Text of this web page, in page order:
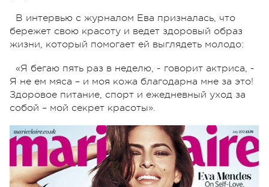
В интервью с журналом Ева призналась, что
бережет свою красоту и ведет здоровый образ
жизни, который помогает ей выглядеть молодо:
«Я бегаю пять раз в неделю, - говорит актриса, -
Я не ем мяса – и моя кожа благодарна мне за это!
Здоровое питание, спорт и ежедневный уход за
собой – мой секрет красоты».